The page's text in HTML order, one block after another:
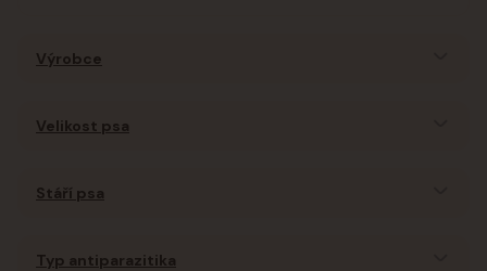
Výrobce
Velikost psa
Stáří psa
Typ antiparazitika